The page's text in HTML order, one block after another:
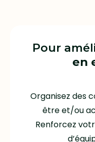
Pour
en
Organisez des
être et/ou
Renforcez